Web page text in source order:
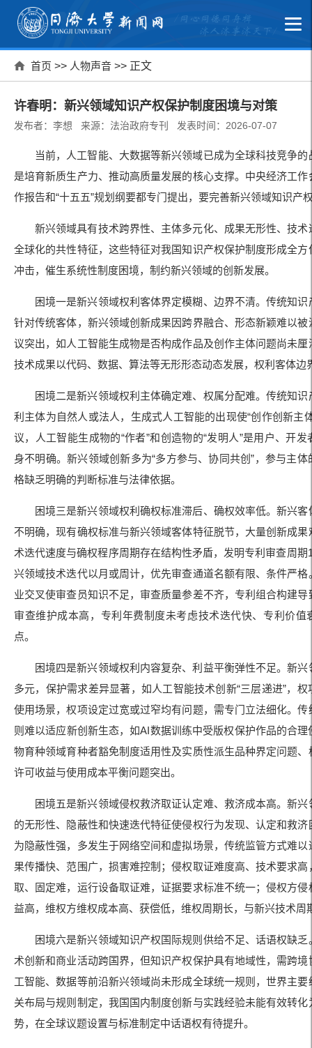
首页 >> 人物声音 >> 正文
许春明：新兴领域知识产权保护制度困境与对策
发布者：李想 来源：法治政府专刊 发表时间：2026-07-07
当前，人工智能、大数据等新兴领域已成为全球科技竞争的
是培育新质生产力、推动高质量发展的核心支撑。中央经济工作
作报告和“十五五”规划纲要都专门提出，要完善新兴领域知识产
新兴领域具有技术跨界性、主体多元化、成果无形性、技术
全球化的共性特征，这些特征对我国知识产权保护制度形成全方
冲击，催生系统性制度困境，制约新兴领域的创新发展。
困境一是新兴领域权利客体界定模糊、边界不清。传统知识
针对传统客体，新兴领域创新成果因跨界融合、形态新颖难以被
议突出，如人工智能生成物是否构成作品及创作主体问题尚未厘
技术成果以代码、数据、算法等无形形态动态发展，权利客体边
困境二是新兴领域权利主体确定难、权属分配难。传统知识
利主体为自然人或法人，生成式人工智能的出现使“创作创新主
议，人工智能生成物的“作者”和创造物的“发明人”是用户、开发
身不明确。新兴领域创新多为“多方参与、协同共创”，参与主体
格缺乏明确的判断标准与法律依据。
困境三是新兴领域权利确权标准滞后、确权效率低。新兴客
不明确，现有确权标准与新兴领域客体特征脱节，大量创新成果
术迭代速度与确权程序周期存在结构性矛盾，发明专利审查周期
兴领域技术迭代以月或周计，优先审查通道名额有限、条件严格
业交叉使审查员知识不足，审查质量参差不齐，专利组合构建导
审查维护成本高，专利年费制度未考虑技术迭代快、专利价值
点。
困境四是新兴领域权利内容复杂、利益平衡弹性不足。新兴
多元，保护需求差异显著，如人工智能技术创新“三层递进”，权
使用场景，权项设定过宽或过窄均有问题，需专门立法细化。传
则难以适应新创新生态，如AI数据训练中受版权保护作品的合理
物育种领域育种者豁免制度适用性及实质性派生品种界定问题、
许可收益与使用成本平衡问题突出。
困境五是新兴领域侵权救济取证认定难、救济成本高。新兴
的无形性、隐蔽性和快速迭代特征使侵权行为发现、认定和救济
为隐蔽性强，多发生于网络空间和虚拟场景，传统监管方式难以
果传播快、范围广，损害难控制；侵权取证难度高、技术要求高
取、固定难，运行设备取证难，证据要求标准不统一；侵权方侵
益高，维权方维权成本高、获偿低，维权周期长，与新兴技术周
困境六是新兴领域知识产权国际规则供给不足、话语权缺乏
术创新和商业活动跨国界，但知识产权保护具有地域性，需跨境
工智能、数据等前沿新兴领域尚未形成全球统一规则，世界主要
关布局与规则制定，我国国内制度创新与实践经验未能有效转化
势，在全球议题设置与标准制定中话语权有待提升。